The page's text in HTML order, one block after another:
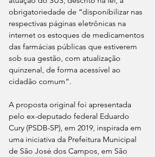
obrigatoriedade de “disponibilizar nas
respectivas páginas eletrônicas na
internet os estoques de medicamentos
das farmácias públicas que estiverem
sob sua gestão, com atualização
quinzenal, de forma acessível ao
cidadão comum”.
A proposta original foi apresentada
pelo ex-deputado federal Eduardo
Cury (PSDB-SP), em 2019, inspirada em
uma iniciativa da Prefeitura Municipal
de São José dos Campos, em São